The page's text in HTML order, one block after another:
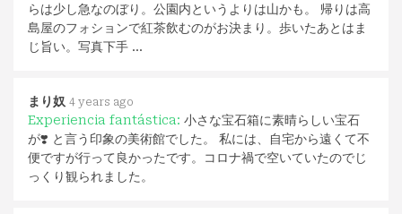
らは少し急なのぼり。公園内というよりは山かも。 帰りは高
島屋のフォションで紅茶飲むのがお決まり。歩いたあとはま
じ旨い。写真下手 …
まり奴 4 years ago
Experiencia fantástica: 小さな宝石箱に素晴らしい宝石
が❣️ と言う印象の美術館でした。 私には、自宅から遠くて不
便ですが行って良かったです。コロナ禍で空いていたのでじ
っくり観られました。